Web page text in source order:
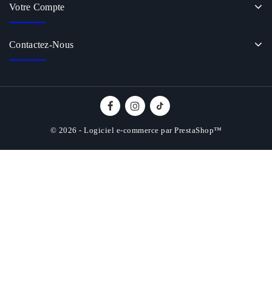
Votre Compte
Contactez-Nous
© 2026 - Logiciel e-commerce par PrestaShop™